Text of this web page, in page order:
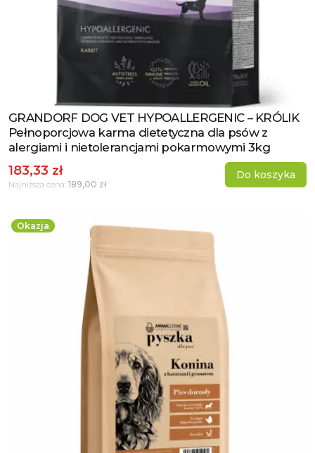
Zobacz produkt
GRANDORF DOG VET HYPOALLERGENIC – KRÓLIK
Pełnoporcjowa karma dietetyczna dla psów z
alergiami i nietolerancjami pokarmowymi 3kg
183,33 zł
Najniższa cena: 189,00 zł
Do koszyka
Okazja